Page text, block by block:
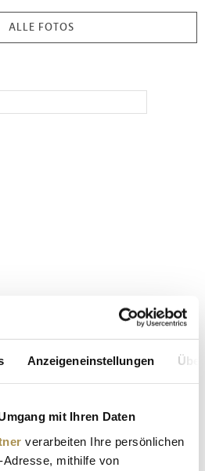
Anzeigeneinstellungen
mit Ihren Daten
verarbeiten Ihre persönlichen
mithilfe von
ALLE FOTOS